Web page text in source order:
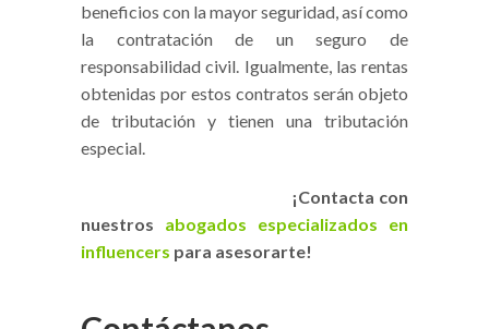
beneficios con la mayor seguridad, así como
la contratación de un seguro de
responsabilidad civil. Igualmente, las rentas
obtenidas por estos contratos serán objeto
de tributación y tienen una tributación
especial.
¡Contacta con
nuestros abogados especializados en
influencers para asesorarte!